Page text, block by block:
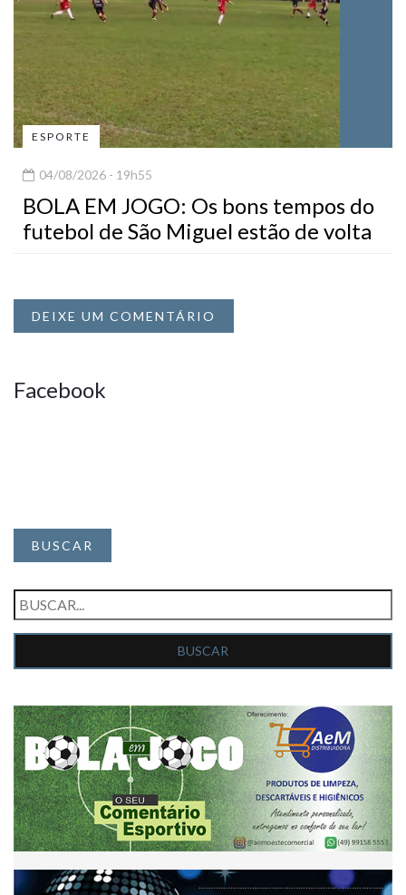
ESPORTE
04/08/2026 - 19h55
BOLA EM JOGO: Os bons tempos do
futebol de São Miguel estão de volta
DEIXE UM COMENTÁRIO
Facebook
BUSCAR